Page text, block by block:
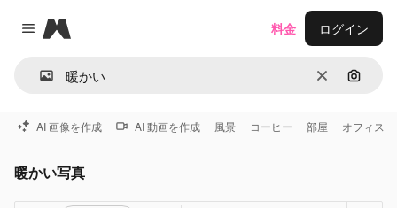
Close menu
Magnific
消去 画像で
料金 ログイン
AI 画像を作成 AI 動画を作成 風景 コーヒー 部屋 オフィス
暖かい写真